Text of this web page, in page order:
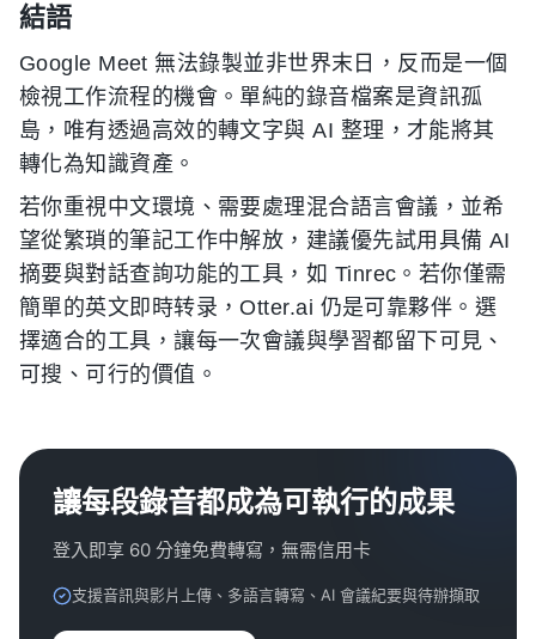
結語
Google Meet 無法錄製並非世界末日，反而是一個
檢視工作流程的機會。單純的錄音檔案是資訊孤
島，唯有透過高效的轉文字與 AI 整理，才能將其
轉化為知識資產。
若你重視中文環境、需要處理混合語言會議，並希
望從繁瑣的筆記工作中解放，建議優先試用具備 AI
摘要與對話查詢功能的工具，如 Tinrec。若你僅需
簡單的英文即時转录，Otter.ai 仍是可靠夥伴。選
擇適合的工具，讓每一次會議與學習都留下可見、
可搜、可行的價值。
讓每段錄音都成為可執行的成果
登入即享 60 分鐘免費轉寫，無需信用卡
支援音訊與影片上傳、多語言轉寫、AI 會議紀要與待辦擷取